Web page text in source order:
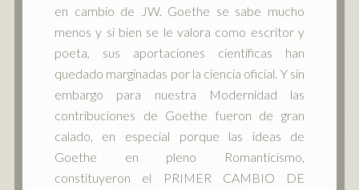
en cambio de JW. Goethe se sabe mucho
menos y si bien se le valora como escritor y
poeta, sus aportaciones científicas han
quedado marginadas por la ciencia oficial. Y sin
embargo para nuestra Modernidad las
contribuciones de Goethe fueron de gran
calado, en especial porque las ideas de
Goethe en pleno Romanticismo,
constituyeron el PRIMER CAMBIO DE